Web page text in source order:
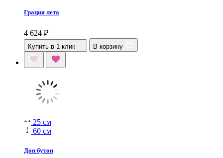
Грация лета
4 624 ₽
Купить в 1 клик В корзину
25 см
60 см
Дон бутон